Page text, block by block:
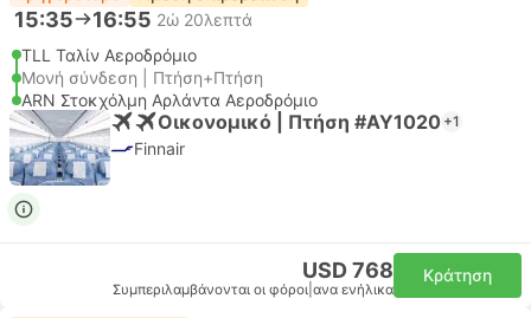
15:35 16:55 2ώ 20λεπτά
TLL Ταλίν Αεροδρόμιο
Μονή σύνδεση | Πτήση+Πτήση
ARN Στοκχόλμη Αρλάντα Αεροδρόμιο
Οικονομικό | Πτήση #AY1020 +1
Finnair
USD 768
Συμπεριλαμβάνονται οι φόροι ανα ενήλικα
Κράτηση